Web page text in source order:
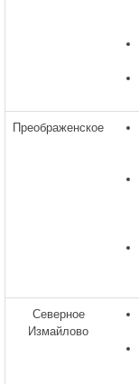
Преображенское
Северное
Измайлово